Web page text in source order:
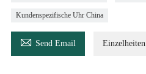
Kundenspezifische Uhr China
 Send Email Einzelheiten